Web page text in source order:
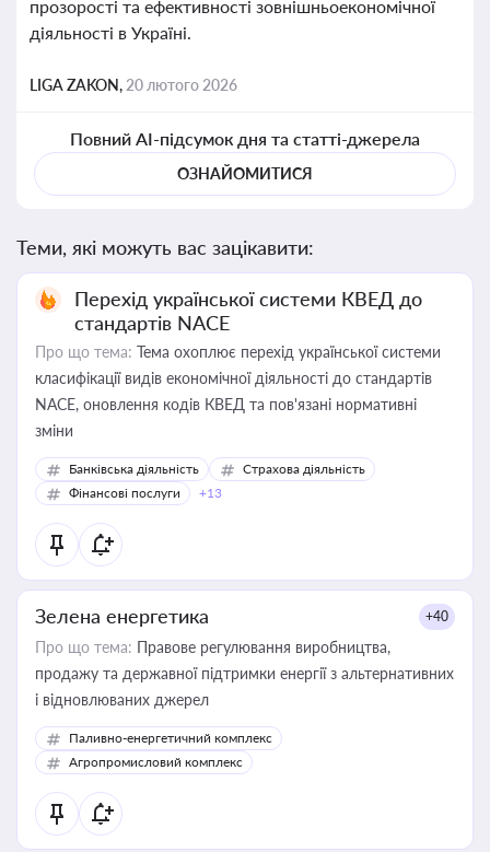
прозорості та ефективності зовнішньоекономічної
діяльності в Україні.
LIGA ZAKON, 20 лютого 2026
Повний AI-підсумок дня та статті-джерела
ОЗНАЙОМИТИСЯ
Теми, які можуть вас зацікавити:
Перехід української системи КВЕД до
стандартів NACE
Про що тема: Тема охоплює перехід української системи
класифікації видів економічної діяльності до стандартів
NACE, оновлення кодів КВЕД та пов'язані нормативні
зміни
Банківська діяльність
Страхова діяльність
Фінансові послуги
+13
Зелена енергетика +40
Про що тема: Правове регулювання виробництва,
продажу та державної підтримки енергії з альтернативних
і відновлюваних джерел
Паливно-енергетичний комплекс
Агропромисловий комплекс